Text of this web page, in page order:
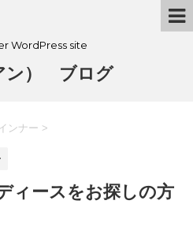
WordPress site
ン） ブログ
ンナー >
ィースをお探しの方